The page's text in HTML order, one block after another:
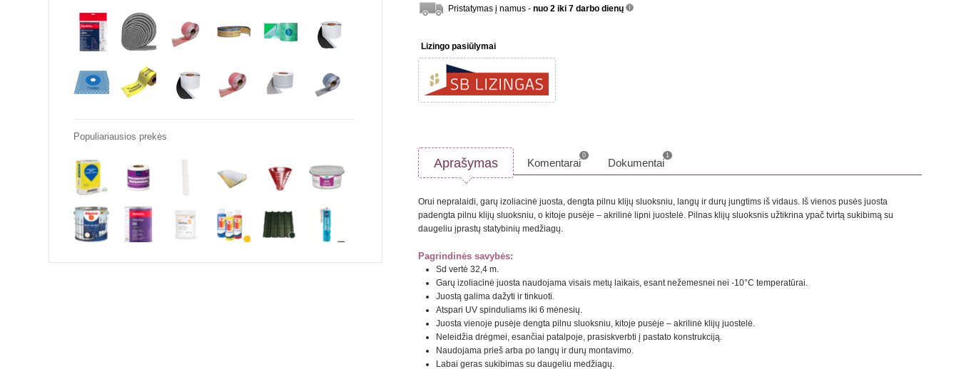
Pristatymas į namus - nuo 2 iki 7 darbo dienų
Lizingo pasiūlymai
Aprašymas Komentarai
0
Dokumentai
1
Orui nepralaidi, garų izoliacinė juosta, dengta pilnu klijų sluoksniu, langų ir durų jungtims iš vidaus. Iš vienos pusės juosta
padengta pilnu klijų sluoksniu, o kitoje pusėje – akrilinė lipni juostelė. Pilnas klijų sluoksnis užtikrina ypač tvirtą sukibimą su
daugeliu įprastų statybinių medžiagų.
Pagrindinės savybės:
Sd vertė 32,4 m.
Garų izoliacinė juosta naudojama visais metų laikais, esant nežemesnei nei -10°C temperatūrai.
Juostą galima dažyti ir tinkuoti.
Atspari UV spinduliams iki 6 mėnesių.
Juosta vienoje pusėje dengta pilnu sluoksniu, kitoje pusėje – akrilinė klijų juostelė.
Neleidžia drėgmei, esančiai patalpoje, prasiskverbti į pastato konstrukciją.
Naudojama prieš arba po langų ir durų montavimo.
Labai geras sukibimas su daugeliu medžiagų.
Populiariausios prekės